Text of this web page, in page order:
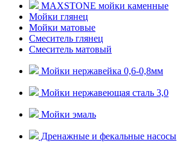
MAXSTONE мойки каменные
Мойки глянец
Мойки матовые
Смеситель глянец
Смеситель матовый
Мойки нержавейка 0,6-0,8мм
Мойки нержавеющая сталь 3,0
Мойки эмаль
Дренажные и фекальные насосы